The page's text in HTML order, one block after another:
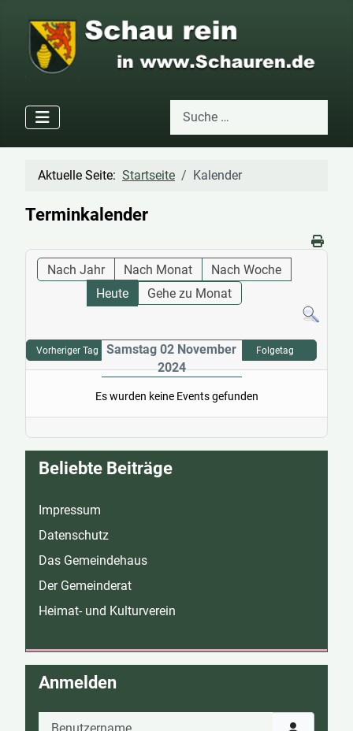
Suchen
Aktuelle Seite: Startseite Kalender
Terminkalender
Nach Jahr Nach Monat
Nach Woche
Heute
Gehe zu Monat
Vorheriger Tag
Samstag 02 November
2024
Folgetag
Es wurden keine Events gefunden
Beliebte Beiträge
Impressum
Datenschutz
Das Gemeindehaus
Der Gemeinderat
Heimat- und Kulturverein
Anmelden
Benutzername